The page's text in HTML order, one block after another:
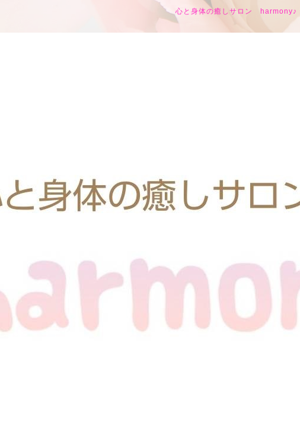
心と身体の癒しサロン harmony♪